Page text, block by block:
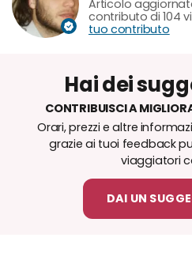
Articolo
contributo di 104
tuo contributo
Hai dei
CONTRIBUISCI A
Orari, prezzi e altre
grazie ai tuoi feedback
viaggiatori
DAI UN